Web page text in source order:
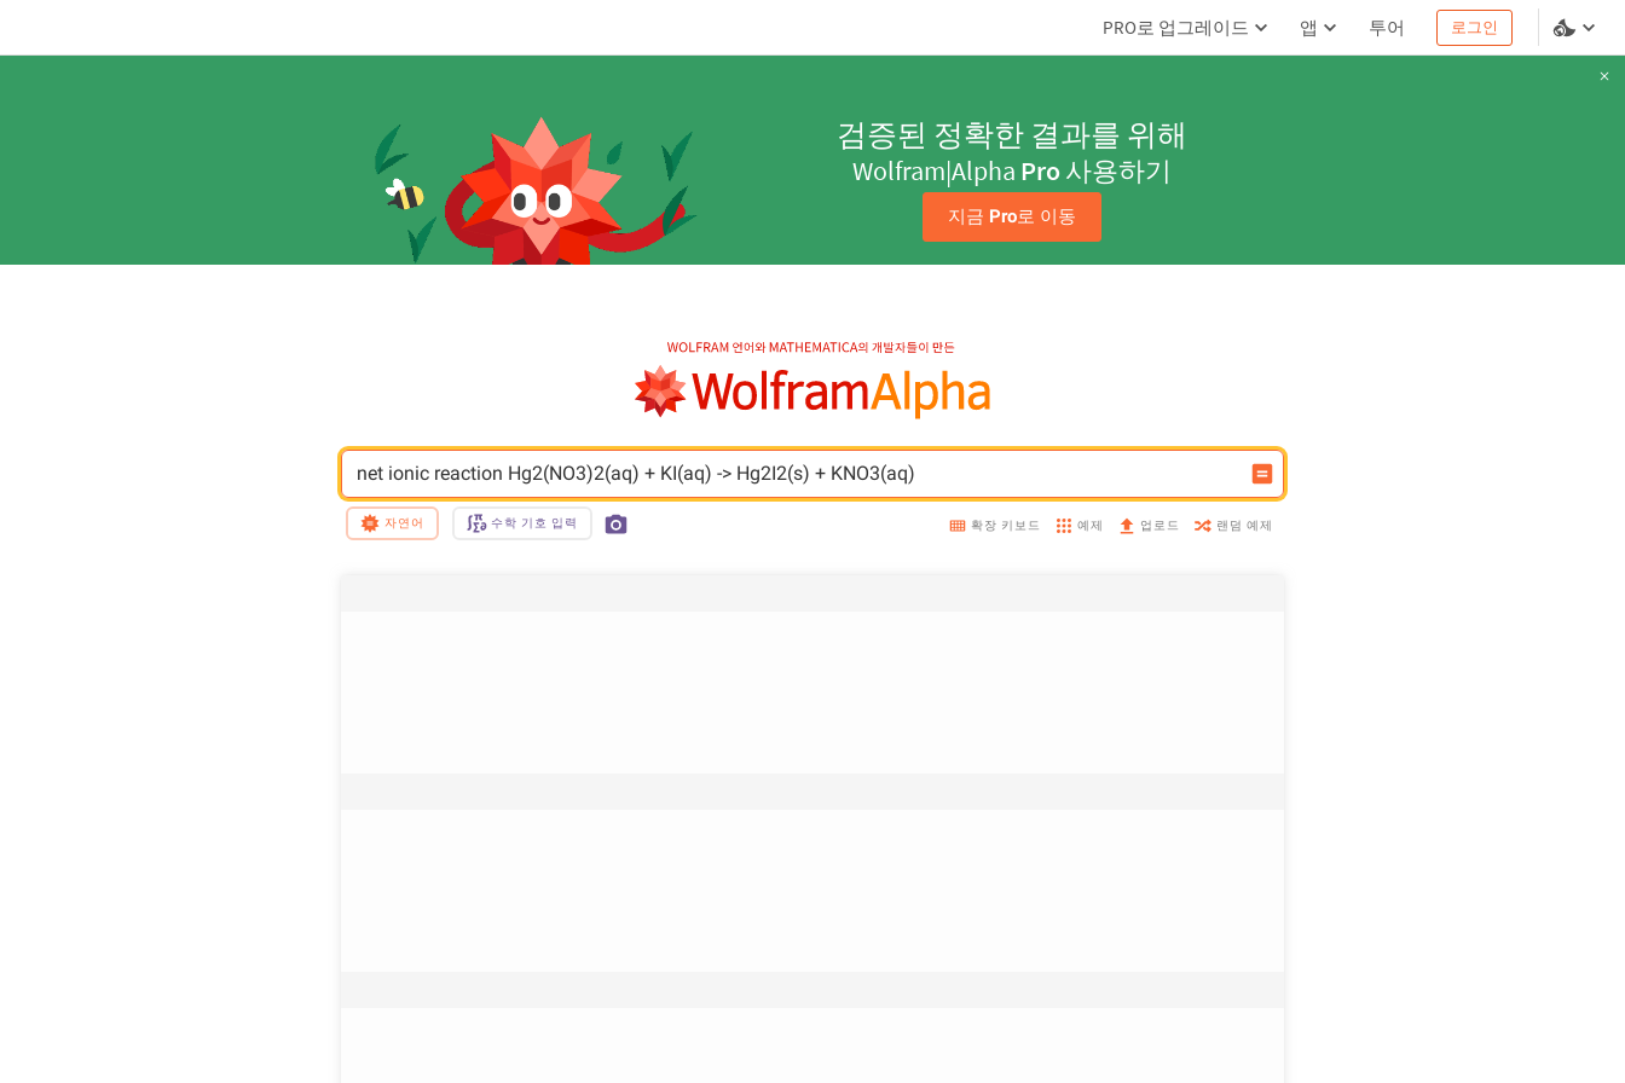
PRO로 업그레이드 앱 투어 로그인
검증된 정확한 결과를 위해
Wolfram|Alpha Pro사용하기
지금 Pro로 이동
net ionic reaction Hg2(NO3)2(aq) + KI(aq) -> Hg2I2(s) + KNO3(aq)
자연어 수학 기호 입력 확장 키보드 예제 업로드 랜덤 예제